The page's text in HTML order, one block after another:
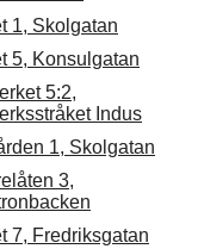
1, Skolgatan
5, Konsulgatan
5:2,
Indus
1, Skolgatan
3,
7, Fredriksgatan